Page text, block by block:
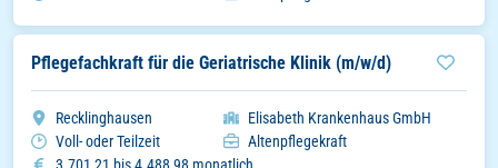
Pflegefachkraft für die Geriatrische Klinik (m/w/d)
Stadt
Recklinghausen Organisation
Elisabeth Krankenhaus GmbH
Arbeitszeitmodell
Voll- oder Teilzeit Einsatzbereich
Altenpflegekraft
Gehalt